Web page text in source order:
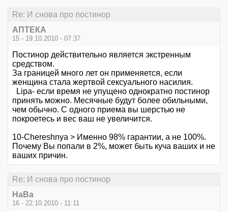
Re: И снова про постинор
АПТЕКА
15 - 19.10.2010 - 07:37
Постинор действительно является экстренным
средством.
За границей много лет он применяется, если
женщина стала жертвой сексуального насилия.
Lipa- если время не упущено однократно постинор
принять можно. Месячные будут более обильными,
чем обычно. С одного приема вы шерстью не
покроетесь и вес ваш не увеличится.
10-Chereshnya > Именно 98% гарантии, а не 100%.
Почему Вы попали в 2%, может быть куча ваших и не
ваших причин.
Re: И снова про постинор
НаВа
16 - 22.10.2010 - 11:11